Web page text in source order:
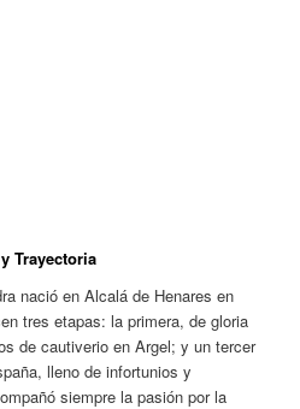
Trayectoria
nació en Alcalá de Henares en
tres etapas: la primera, de gloria
de cautiverio en Argel; y un tercer
lleno de infortunios y
siempre la pasión por la